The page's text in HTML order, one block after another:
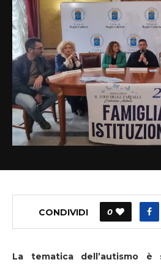
CONDIVIDI 0
La tematica dell’autismo